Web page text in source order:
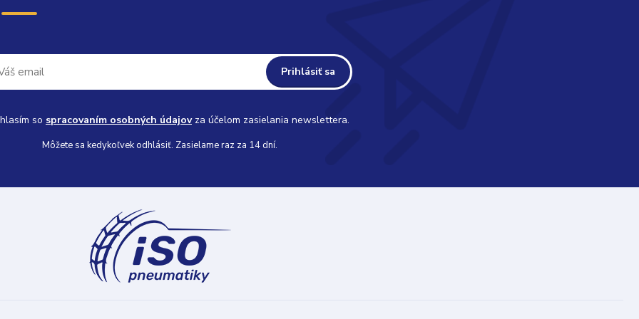
Prihlásiť sa
so spracovaním osobných údajovza účelom zasielania newslettera.
Môžete sa kedykoľvek odhlásiť. Zasielame raz za 14 dní.